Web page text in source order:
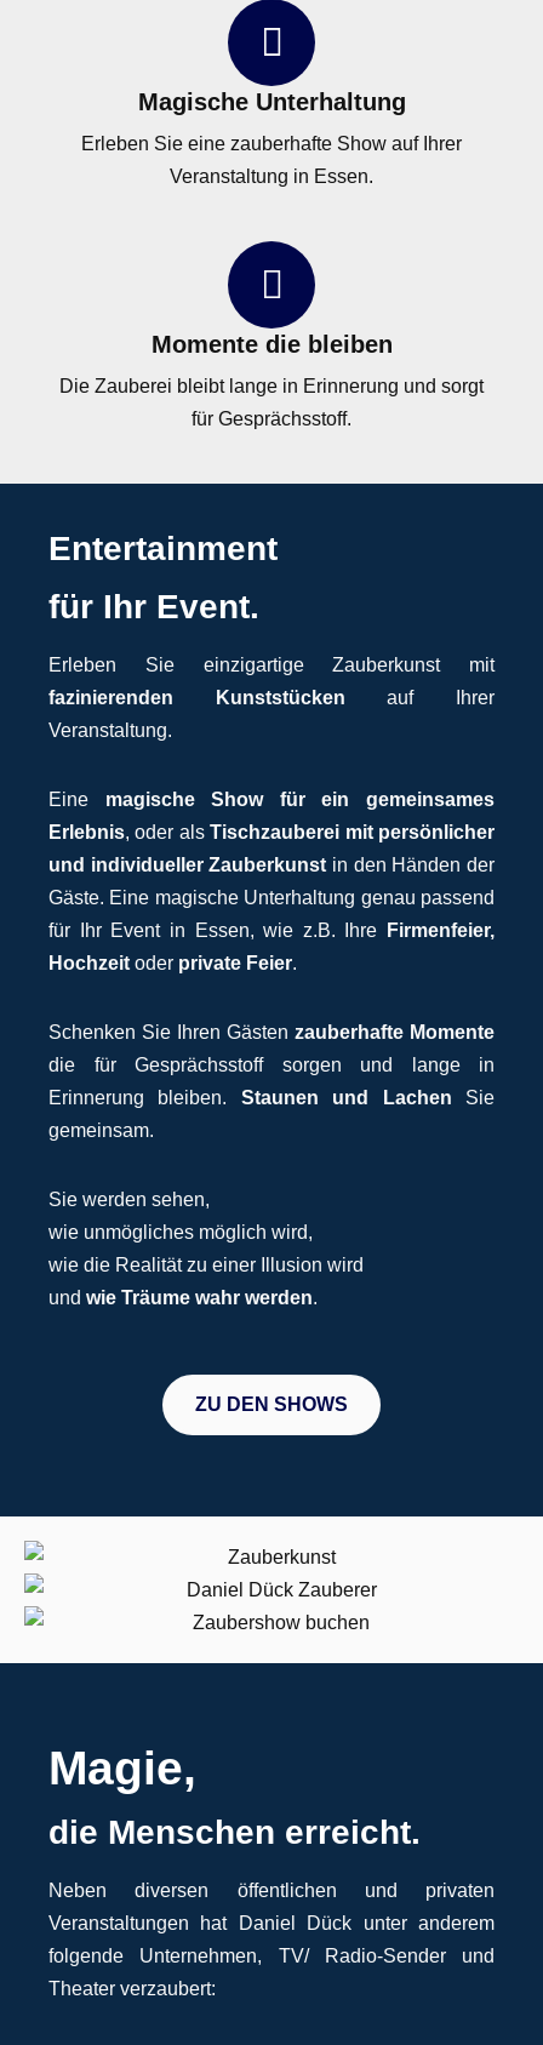
Magische Unterhaltung
Erleben Sie eine zauberhafte Show auf Ihrer
Veranstaltung in Essen.
Momente die bleiben
Die Zauberei bleibt lange in Erinnerung und sorgt
für Gesprächsstoff.
Entertainment
für Ihr Event.
Erleben Sie einzigartige Zauberkunst mit
fazinierenden Kunststücken auf Ihrer
Veranstaltung.
Eine magische Show für ein gemeinsames
Erlebnis, oder alsTischzauberei mit persönlicher
und individueller Zauberkunst in den Händen der
Gäste. Eine magische Unterhaltung genau passend
für Ihr Event in Essen, wie z.B. Ihre
Firmenfeier,
Hochzeit oder private Feier.
Schenken Sie Ihren Gästen zauberhafte Momente
die für Gesprächsstoff sorgen und lange in
Erinnerung bleiben. Staunen und Lachen Sie
gemeinsam.
Sie werden sehen,
wie unmögliches möglich wird,
wie die Realität zu einer Illusion wird
und wie Träume wahr werden.
ZU DEN SHOWS
Magie,
die Menschen erreicht.
Neben diversen öffentlichen und privaten
Veranstaltungen hat Daniel Dück unter anderem
folgende Unternehmen, TV/ Radio-Sender und
Theater verzaubert: